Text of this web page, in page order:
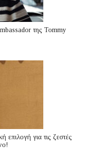
της Tommy
για τις ζεστές